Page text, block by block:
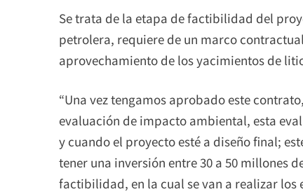
Se trata de la etapa de factibilidad del
petrolera, requiere de un marco
aprovechamiento de los yacimientos de
“Una vez tengamos aprobado este
evaluación de impacto ambiental, esta
y cuando el proyecto esté a diseño final;
tener una inversión entre 30 a 50 millones
factibilidad, en la cual se van a realizar los